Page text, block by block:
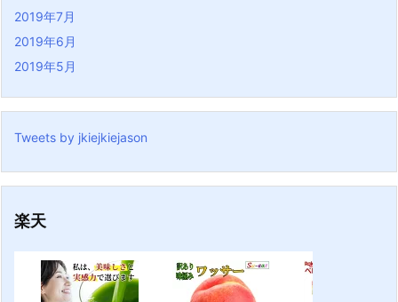
2019年7月
2019年6月
2019年5月
Tweets by jkiejkiejason
楽天